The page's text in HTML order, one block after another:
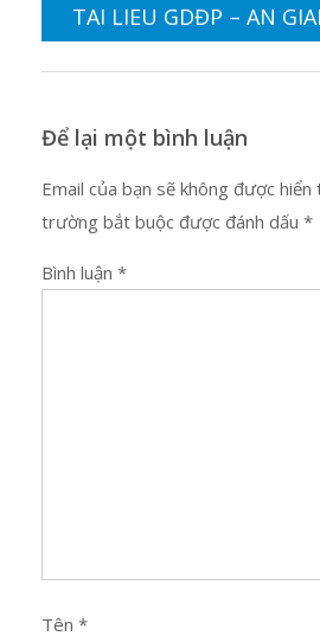
TAI LIEU GDĐP – AN
Để lại một bình luận
Email của bạn sẽ không được hiển
trường bắt buộc được đánh dấu *
Bình luận *
Tên *